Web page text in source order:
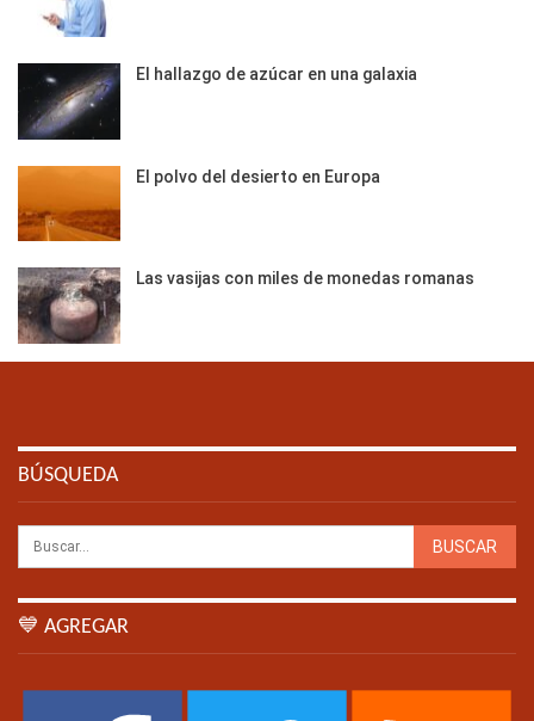
El hallazgo de azúcar en una galaxia
El polvo del desierto en Europa
Las vasijas con miles de monedas romanas
BÚSQUEDA
💙 AGREGAR